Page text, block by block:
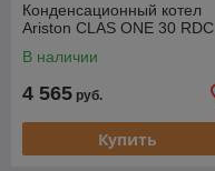
Конденсационный котел
Ariston CLAS ONE 30 RDC
В наличии
4 565 руб.
Купить